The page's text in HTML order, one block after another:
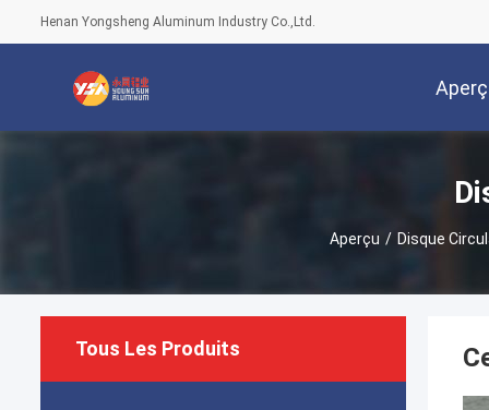
Henan Yongsheng Aluminum Industry Co.,Ltd.
Aperçu / Disque
Tous Les Produits